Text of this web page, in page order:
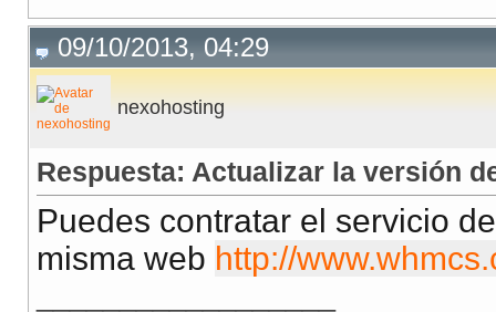
09/10/2013, 04:29
nexohosting
Respuesta: Actualizar la versión
Puedes contratar el servicio
misma web http://